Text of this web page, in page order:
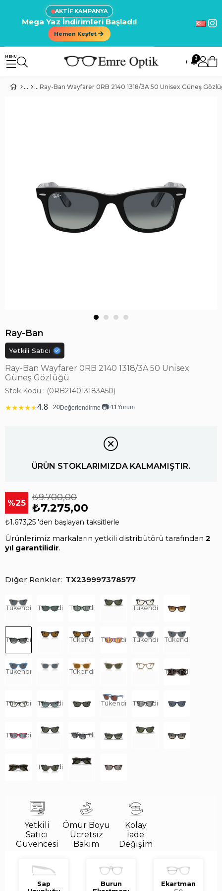
AKTİF KAMPANYA
Mega Yaz İndirimleri Başladı!
Hemen Keşfet
🔔
3
Ray-Ban Wayfarer 0RB 2140 1318/3A 50 Unisex Güneş
Ray-Ban
Yetkili Satıcı
Ray-Ban Wayfarer 0RB 2140 1318/3A 50 Unisex
Güneş Gözlüğü
Stok Kodu (0RB214013183A50)
★★★★★4.8 20Değerlendirme 📷•11Yorum
ÜRÜN STOKLARIMIZDA KALMAMIŞTIR.
25 ₺9.700,00
₺7.275,00
₺1.673,25 'den başlayan taksitlerle
Ürünlerimiz markaların yetkili distribütörü tarafından 2
yıl garantilidir.
Diğer Renkler TX239997378577
Tükendi Tükendi Tükendi Tükendi
Tükendi Tükendi Tükendi Tükendi Tükendi
Tükendi Tükendi Tükendi
Tükendi Tükendi Tükendi Tükendi
Tükendi Tükendi
Tükendi
Yetkili
Satıcı
Güvencesi
Ömür Boyu
Ücretsiz
Bakım
Kolay
İade
Değişim
Sap
Burun
Ekartman